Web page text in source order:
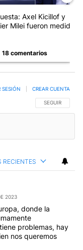
Axel Kicillof y
Milei fueron medidos
18 comentarios
SIGA ESTA
SEGUIR
SESIÓN CREAR CUENTA
RECIENTES
2023
donde la
problemas, hay
nos queremos